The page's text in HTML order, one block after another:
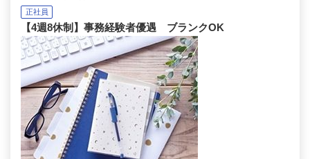
正社員
【4週8休制】事務経験者優遇 ブランクOK